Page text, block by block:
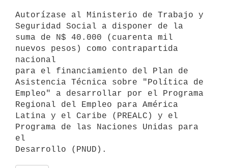
Autorízase al Ministerio de Trabajo y
Seguridad Social a disponer de la
suma de N$ 40.000 (cuarenta mil
nuevos pesos) como contrapartida
nacional
para el financiamiento del Plan de
Asistencia Técnica sobre "Política de
Empleo" a desarrollar por el Programa
Regional del Empleo para América
Latina y el Caribe (PREALC) y el
Programa de las Naciones Unidas para
el